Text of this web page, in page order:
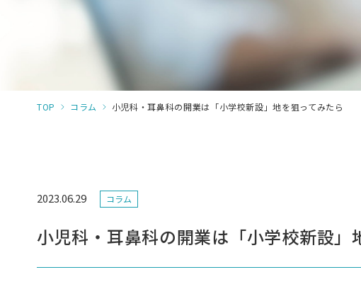
TOP コラム 小児科・耳鼻科の開業は「小学校新設」地を狙ってみたら
2023.06.29 コラム
小児科・耳鼻科の開業は「小学校新設」